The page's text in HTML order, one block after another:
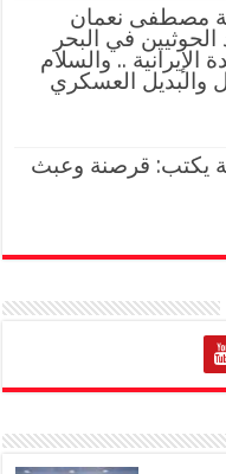
مصطفى نعمان
الحوثيين في البحر
الإيرانية .. والسلام
والبديل العسكري
يكتب: قرصنة وعبث